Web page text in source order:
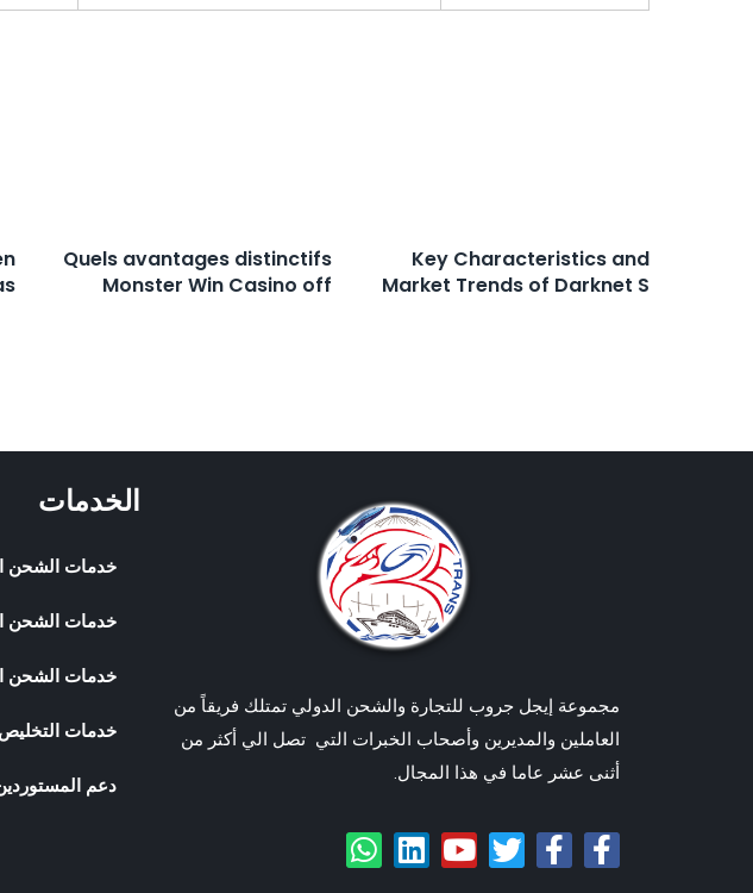
Key Characteristics and
Market Trends of Darknet S
Quels avantages distinctifs
Monster Win Casino off
مجموعة إيجل جروب للتجارة والشحن الدولي تمتلك فريقاً من
العاملين والمديرين وأصحاب الخبرات التي تصل الي أكثر من
أثنى عشر عاما في هذا المجال.
الخدمات
خدمات الشحن
خدمات الشحن
خدمات الشحن
خدمات
دعم